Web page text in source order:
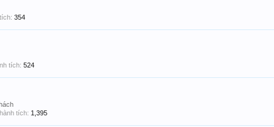
354
tích: 524
tích: 1,395